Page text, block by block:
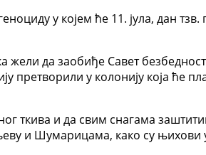
у којем ће 11. јула, дан
да заобиђе Савет
претворили у колонију која ће
и да свим снагама
и Шумарицама, како су њихови